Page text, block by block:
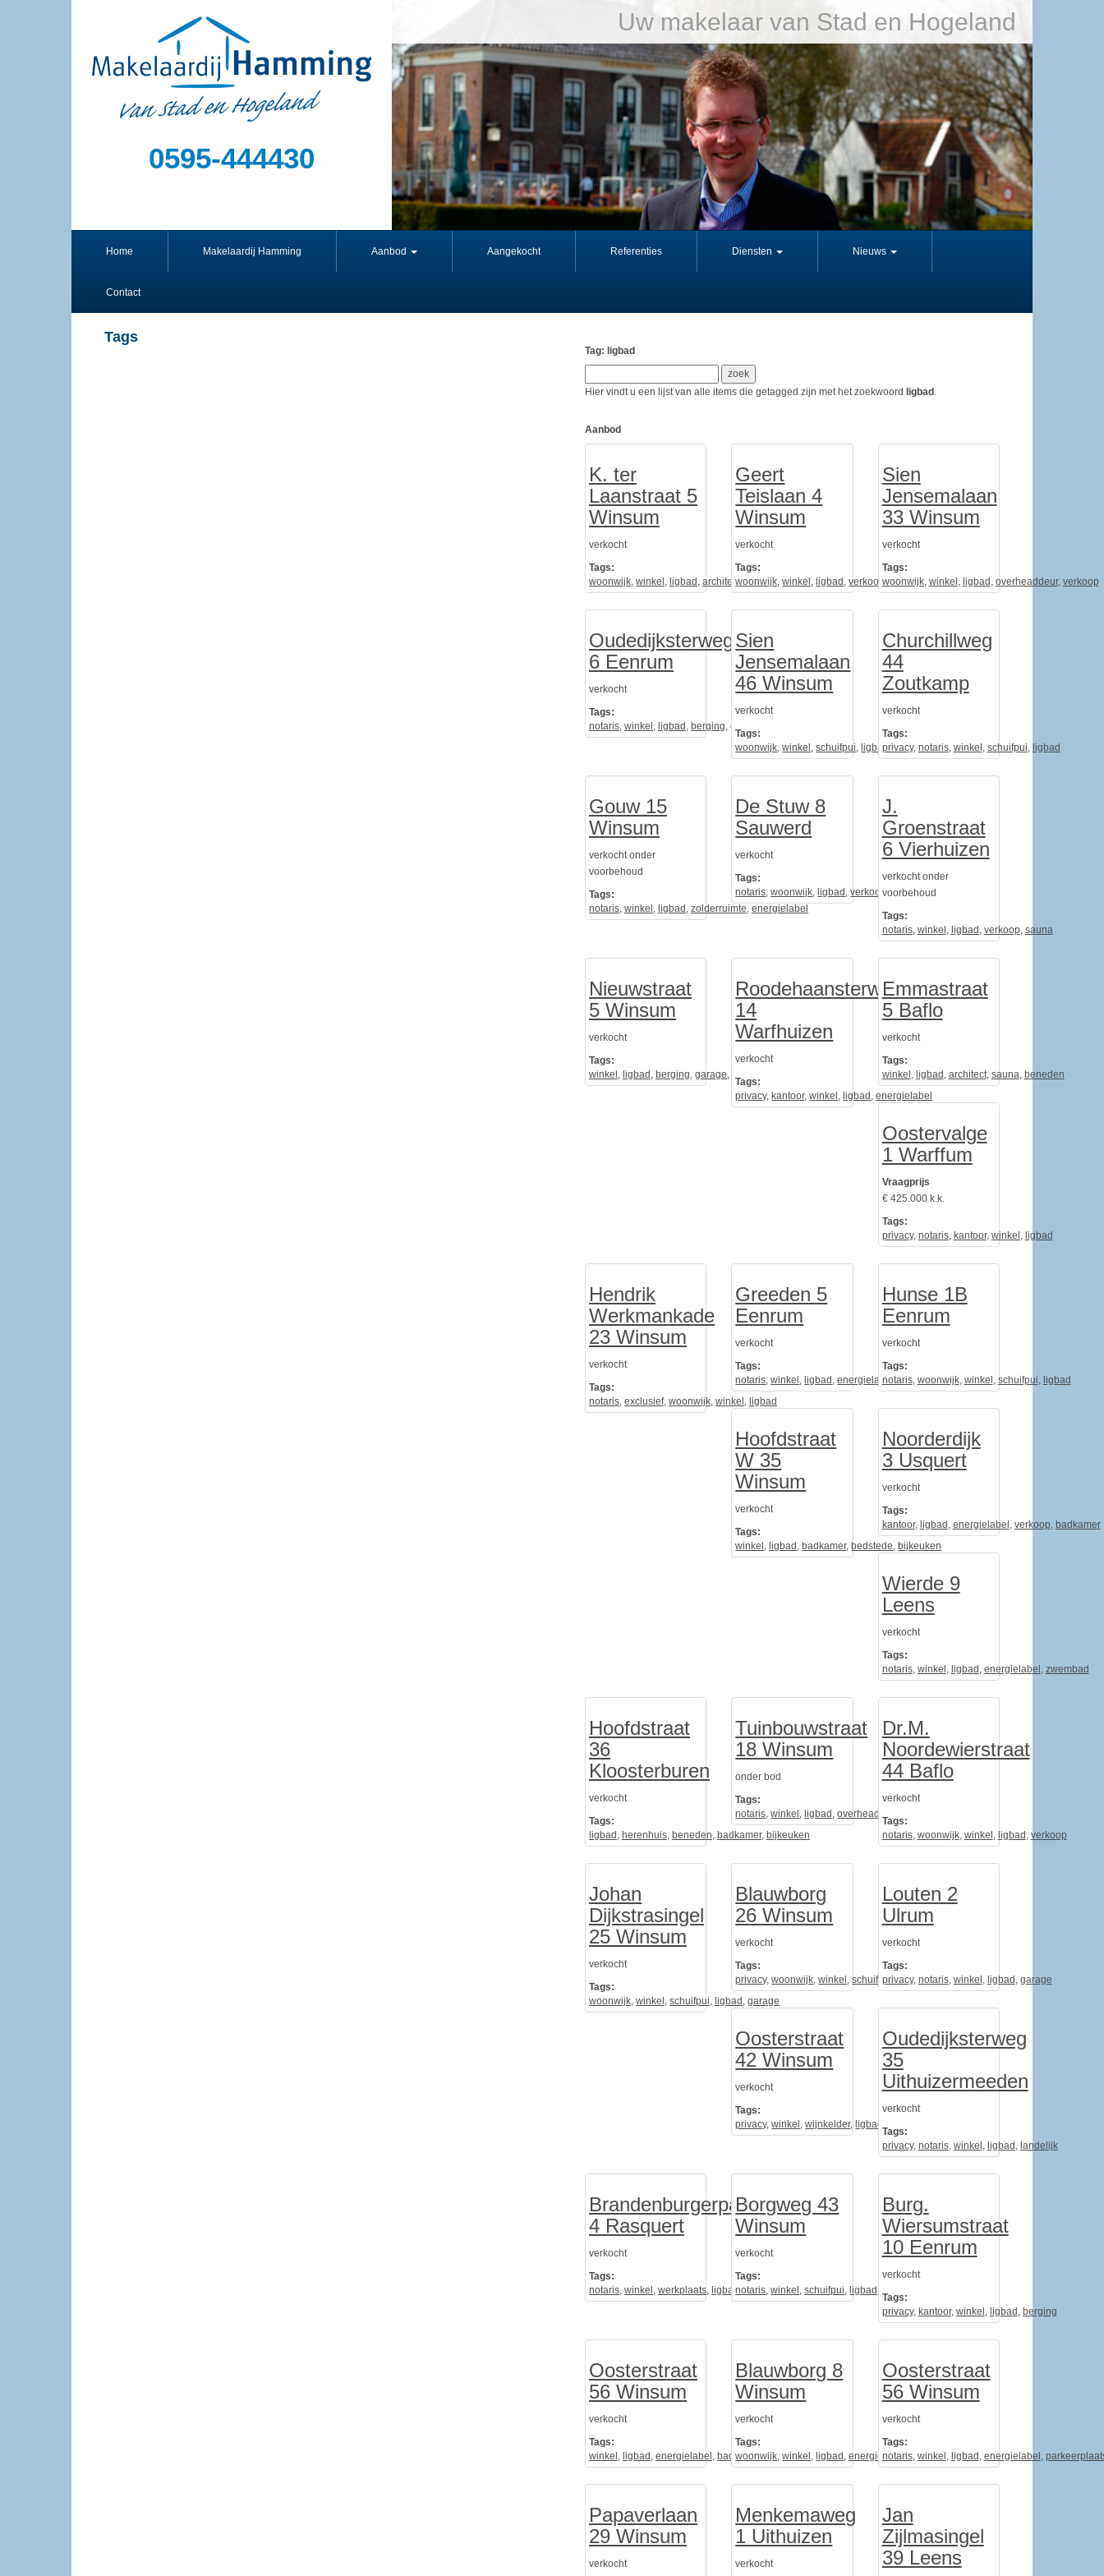
0595-444430
Uw makelaar van Stad en Hogeland
Home Makelaardij Hamming Aanbod Aangekocht Referenties Diensten Nieuws
Contact
Tags
Tag: ligbad
Hier vindt u een lijst van alle items die getagged zijn met het zoekwoord ligbad .
Aanbod
K. ter
Laanstraat 5
Winsum
verkocht
Tags:
woonwijk, winkel , ligbad , architect,architectuur
Geert
Teislaan 4
Winsum
verkocht
Tags:
woonwijk,winkel , ligbad ,verkoop,architect
Sien
Jensemalaan
33 Winsum
verkocht
Tags:
woonwijk, winkel , ligbad , overheaddeur, verkoop
Oudedijksterweg
6 Eenrum
verkocht
Tags:
notaris, winkel , ligbad , berging, garage
Sien
Jensemalaan
46 Winsum
verkocht
Tags:
woonwijk,winkel ,schuifpui, ligbad,verkoop
Churchillweg
44
Zoutkamp
verkocht
Tags:
privacy, notaris, winkel , schuifpui, ligbad
Gouw 15
Winsum
verkocht onder
voorbehoud
Tags:
notaris, winkel , ligbad , zolderruimte, energielabel
De Stuw 8
Sauwerd
verkocht
Tags:
notaris,woonwijk, ligbad ,verkoop,landelijk
J.
Groenstraat
6 Vierhuizen
verkocht onder
voorbehoud
Tags:
notaris, winkel , ligbad , verkoop, sauna
Nieuwstraat
5 Winsum
verkocht
Tags:
winkel , ligbad , berging, garage,
Roodehaansterweg
14
Warfhuizen
verkocht
Tags:
privacy, kantoor,winkel , ligbad ,energielabel
Emmastraat
5 Baflo
verkocht
Tags:
winkel , ligbad , architect, sauna, beneden
Oostervalge
1 Warffum
Vraagprijs
€ 425.000 k.k.
Tags:
privacy, notaris, kantoor, winkel , ligbad
Hendrik
Werkmankade
23 Winsum
verkocht
Tags:
notaris, exclusief, woonwijk, winkel , ligbad
Greeden 5
Eenrum
verkocht
Tags:
notaris,winkel , ligbad ,energielabel,architect
Hunse 1B
Eenrum
verkocht
Tags:
notaris, woonwijk, winkel , schuifpui, ligbad
Hoofdstraat
W 35
Winsum
verkocht
Tags:
winkel , ligbad , badkamer, bedstede, bijkeuken
Noorderdijk
3 Usquert
verkocht
Tags:
kantoor, ligbad , energielabel , verkoop, badkamer
Wierde 9
Leens
verkocht
Tags:
notaris, winkel , ligbad , energielabel , zwembad
Hoofdstraat
36
Kloosterburen
verkocht
Tags:
ligbad , herenhuis, beneden, badkamer, bijkeuken
Tuinbouwstraat
18 Winsum
onder bod
Tags:
notaris,winkel , ligbad ,overheaddeur
Dr.M.
Noordewierstraat
44 Baflo
verkocht
Tags:
notaris, woonwijk, winkel , ligbad , verkoop
Johan
Dijkstrasingel
25 Winsum
verkocht
Tags:
woonwijk, winkel , schuifpui, ligbad , garage
Blauwborg
26 Winsum
verkocht
Tags:
privacy,woonwijk,winkel ,schuifpui,ligbad
Louten 2
Ulrum
verkocht
Tags:
privacy, notaris, winkel , ligbad , garage
Oosterstraat
42 Winsum
verkocht
Tags:
privacy,winkel ,wijnkelder, ligbad
Oudedijksterweg
35
Uithuizermeeden
verkocht
Tags:
privacy, notaris, winkel , ligbad , landelijk
Brandenburgerpad
4 Rasquert
verkocht
Tags:
notaris, winkel , werkplaats, ligbad,zolderruimte
Borgweg 43
Winsum
verkocht
Tags:
notaris,winkel ,schuifpui, ligbad
Burg.
Wiersumstraat
10 Eenrum
verkocht
Tags:
privacy, kantoor, winkel , ligbad , berging
Oosterstraat
56 Winsum
verkocht
Tags:
winkel , ligbad , energielabel , badkamer,keuken
Blauwborg 8
Winsum
verkocht
Tags:
woonwijk,winkel , ligbad ,energielabel,kindvriendelijk
Oosterstraat
56 Winsum
verkocht
Tags:
notaris, winkel , ligbad , energielabel ,
Papaverlaan
29 Winsum
verkocht
Menkemaweg
1 Uithuizen
verkocht
Jan
Zijlmasingel
39 Leens